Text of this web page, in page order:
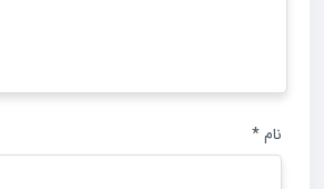
نام*